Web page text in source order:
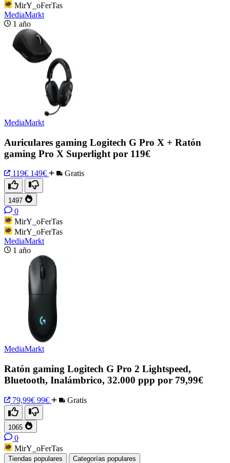
MirY_oFerTas
MediaMarkt
1 año
MediaMarkt
Auriculares gaming Logitech G Pro X + Ratón
gaming Pro X Superlight por 119€
119€ 149€ Gratis
1497
0
MirY_oFerTas
MirY_oFerTas
MediaMarkt
1 año
MediaMarkt
Ratón gaming Logitech G Pro 2 Lightspeed,
Bluetooth, Inalámbrico, 32.000 ppp por 79,99€
79,99€ 99€ Gratis
1065
0
MirY_oFerTas
Tiendas populares Categorías populares